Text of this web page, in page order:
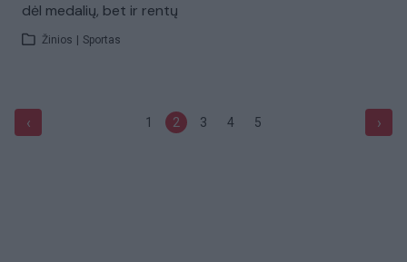
dėl medalių, bet ir rentų
Žinios Sportas
‹ 1 2 3 4 5 ›